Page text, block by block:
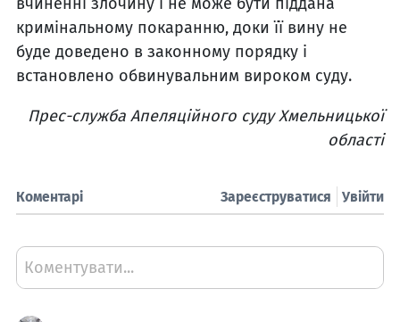
кримінальному покаранню, доки її вину не
буде доведено в законному порядку і
встановлено обвинувальним вироком суду.
Прес-служба Апеляційного суду Хмельницької
області
Коментарі Увійти
Зареєструватися
Коментувати...